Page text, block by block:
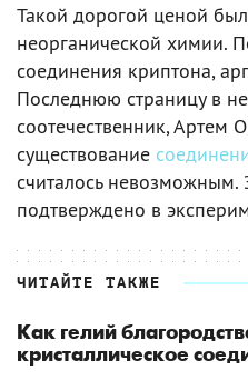
Такой дорогой ценой
неорганической химии.
соединения криптона,
Последнюю страницу в
соотечественник, Артем
существование
считалось невозможным.
подтверждено в
ЧИТАЙТЕ ТАКЖЕ
Как гелий
кристаллическое